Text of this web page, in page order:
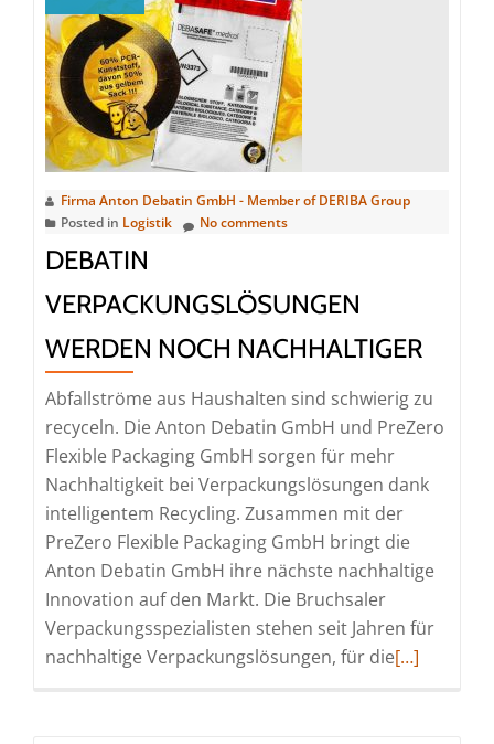
Firma Anton Debatin GmbH - Member of DERIBA Group
Posted in Logistik No comments
DEBATIN
VERPACKUNGSLÖSUNGEN
WERDEN NOCH NACHHALTIGER
Abfallströme aus Haushalten sind schwierig zu
recyceln. Die Anton Debatin GmbH und PreZero
Flexible Packaging GmbH sorgen für mehr
Nachhaltigkeit bei Verpackungslösungen dank
intelligentem Recycling. Zusammen mit der
PreZero Flexible Packaging GmbH bringt die
Anton Debatin GmbH ihre nächste nachhaltige
Innovation auf den Markt. Die Bruchsaler
Verpackungsspezialisten stehen seit Jahren für
nachhaltige Verpackungslösungen, für dieRead
[…]